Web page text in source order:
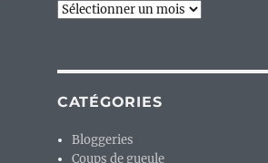
Archives
CATÉGORIES
Bloggeries
Coups de gueule